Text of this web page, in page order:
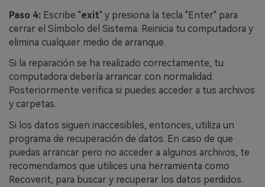
Paso 4: Escribe "exit" y presiona la tecla "Enter" para
cerrar el Símbolo del Sistema.󠀲󠀡󠀩󠀣󠀡󠀩󠀣󠀣󠀩󠀳 Reinicia tu computadora y
elimina cualquier medio de arranque󠀲󠀡󠀩󠀣󠀡󠀩󠀣󠀤󠀠󠀳.
Si la reparación se ha realizado correctamente, tu
computadora debería arrancar con normalidad.󠀲󠀡󠀩󠀣󠀡󠀩󠀣󠀤󠀡󠀳󠀰
Posteriormente verifica si puedes acceder a tus archivos
y carpetas󠀲󠀡󠀩󠀣󠀡󠀩󠀣󠀤󠀢󠀳.
Si los datos siguen inaccesibles, entonces, utiliza un
programa de recuperación de datos.󠀲󠀡󠀩󠀣󠀡󠀩󠀣󠀤󠀣󠀳󠀰 En caso de que
puedas arrancar pero no acceder a algunos archivos, te
recomendamos que utilices una herramienta como
Recoverit, para buscar y recuperar los datos perdidos󠀲󠀡󠀩󠀣󠀡󠀩󠀣󠀤󠀤󠀳.